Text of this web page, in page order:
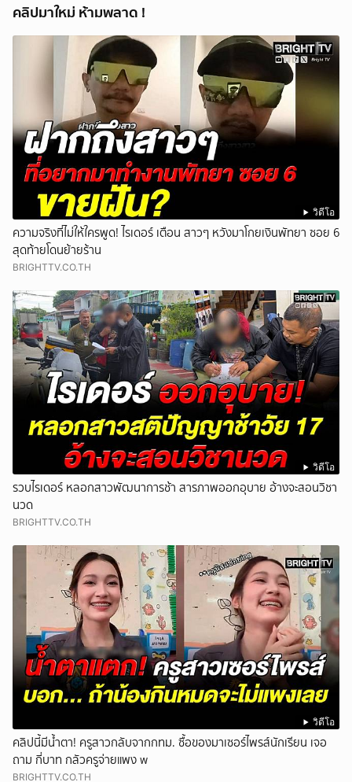
คลิปมาใหม่ ห้ามพลาด !
วิดีโอ
ความจริงที่ไม่ให้ใครพูด! ไรเดอร์ เตือน สาวๆ หวังมาโกยเงินพัทยา ซอย 6
สุดท้ายโดนย้ายร้าน
BRIGHTTV.CO.TH
วิดีโอ
รวบไรเดอร์ หลอกสาวพัฒนาการช้า สารภาพออกอุบาย อ้างจะสอนวิชา
นวด
BRIGHTTV.CO.TH
วิดีโอ
คลิปนี้มีน้ำตา! ครูสาวกลับจากกทม. ซื้อของมาเซอร์ไพรส์นักเรียน เจอ
ถาม กี่บาท กลัวครูจ่ายแพง w
BRIGHTTV.CO.TH